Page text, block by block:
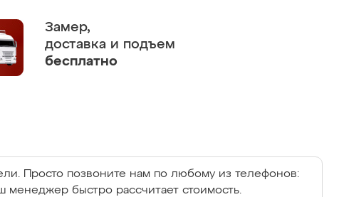
Замер,
доставка и подъем
бесплатно
Просто позвоните нам по любому из телефонов:
менеджер быстро рассчитает стоимость.